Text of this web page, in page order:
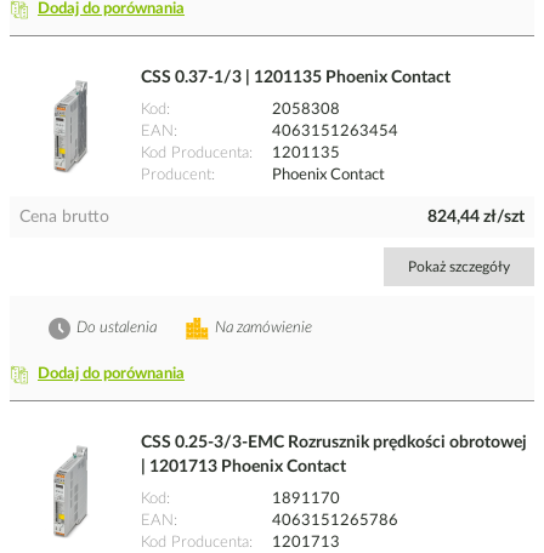
Dodaj do porównania
CSS 0.37-1/3 | 1201135 Phoenix Contact
Kod
2058308
EAN
4063151263454
Kod Producenta
1201135
Producent
Phoenix Contact
Cena brutto 824,44 zł/szt
Pokaż szczegóły
Dodaj do porównania
Na zamówienie
Do ustalenia
CSS 0.25-3/3-EMC Rozrusznik prędkości obrotowej
| 1201713 Phoenix Contact
Kod
1891170
EAN
4063151265786
Kod Producenta
1201713